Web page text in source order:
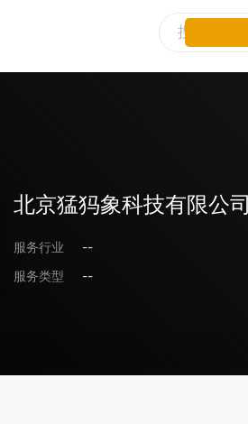
北京猛犸象科技有限公司
服务行业
--
服务类型
--